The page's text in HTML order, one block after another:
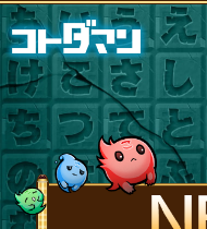
TOP
FANKIT